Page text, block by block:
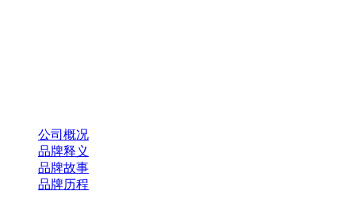
公司概况
品牌释义
品牌故事
品牌历程